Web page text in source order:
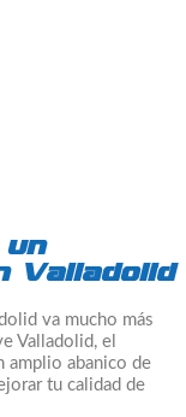
Valladolid
va mucho más
Valladolid, el
amplio abanico de
tu calidad de